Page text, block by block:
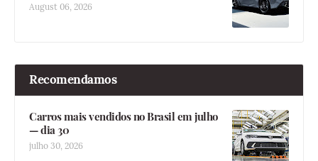
August 06, 2026
Recomendamos
Carros mais vendidos no Brasil em julho
— dia 30
julho 30, 2026